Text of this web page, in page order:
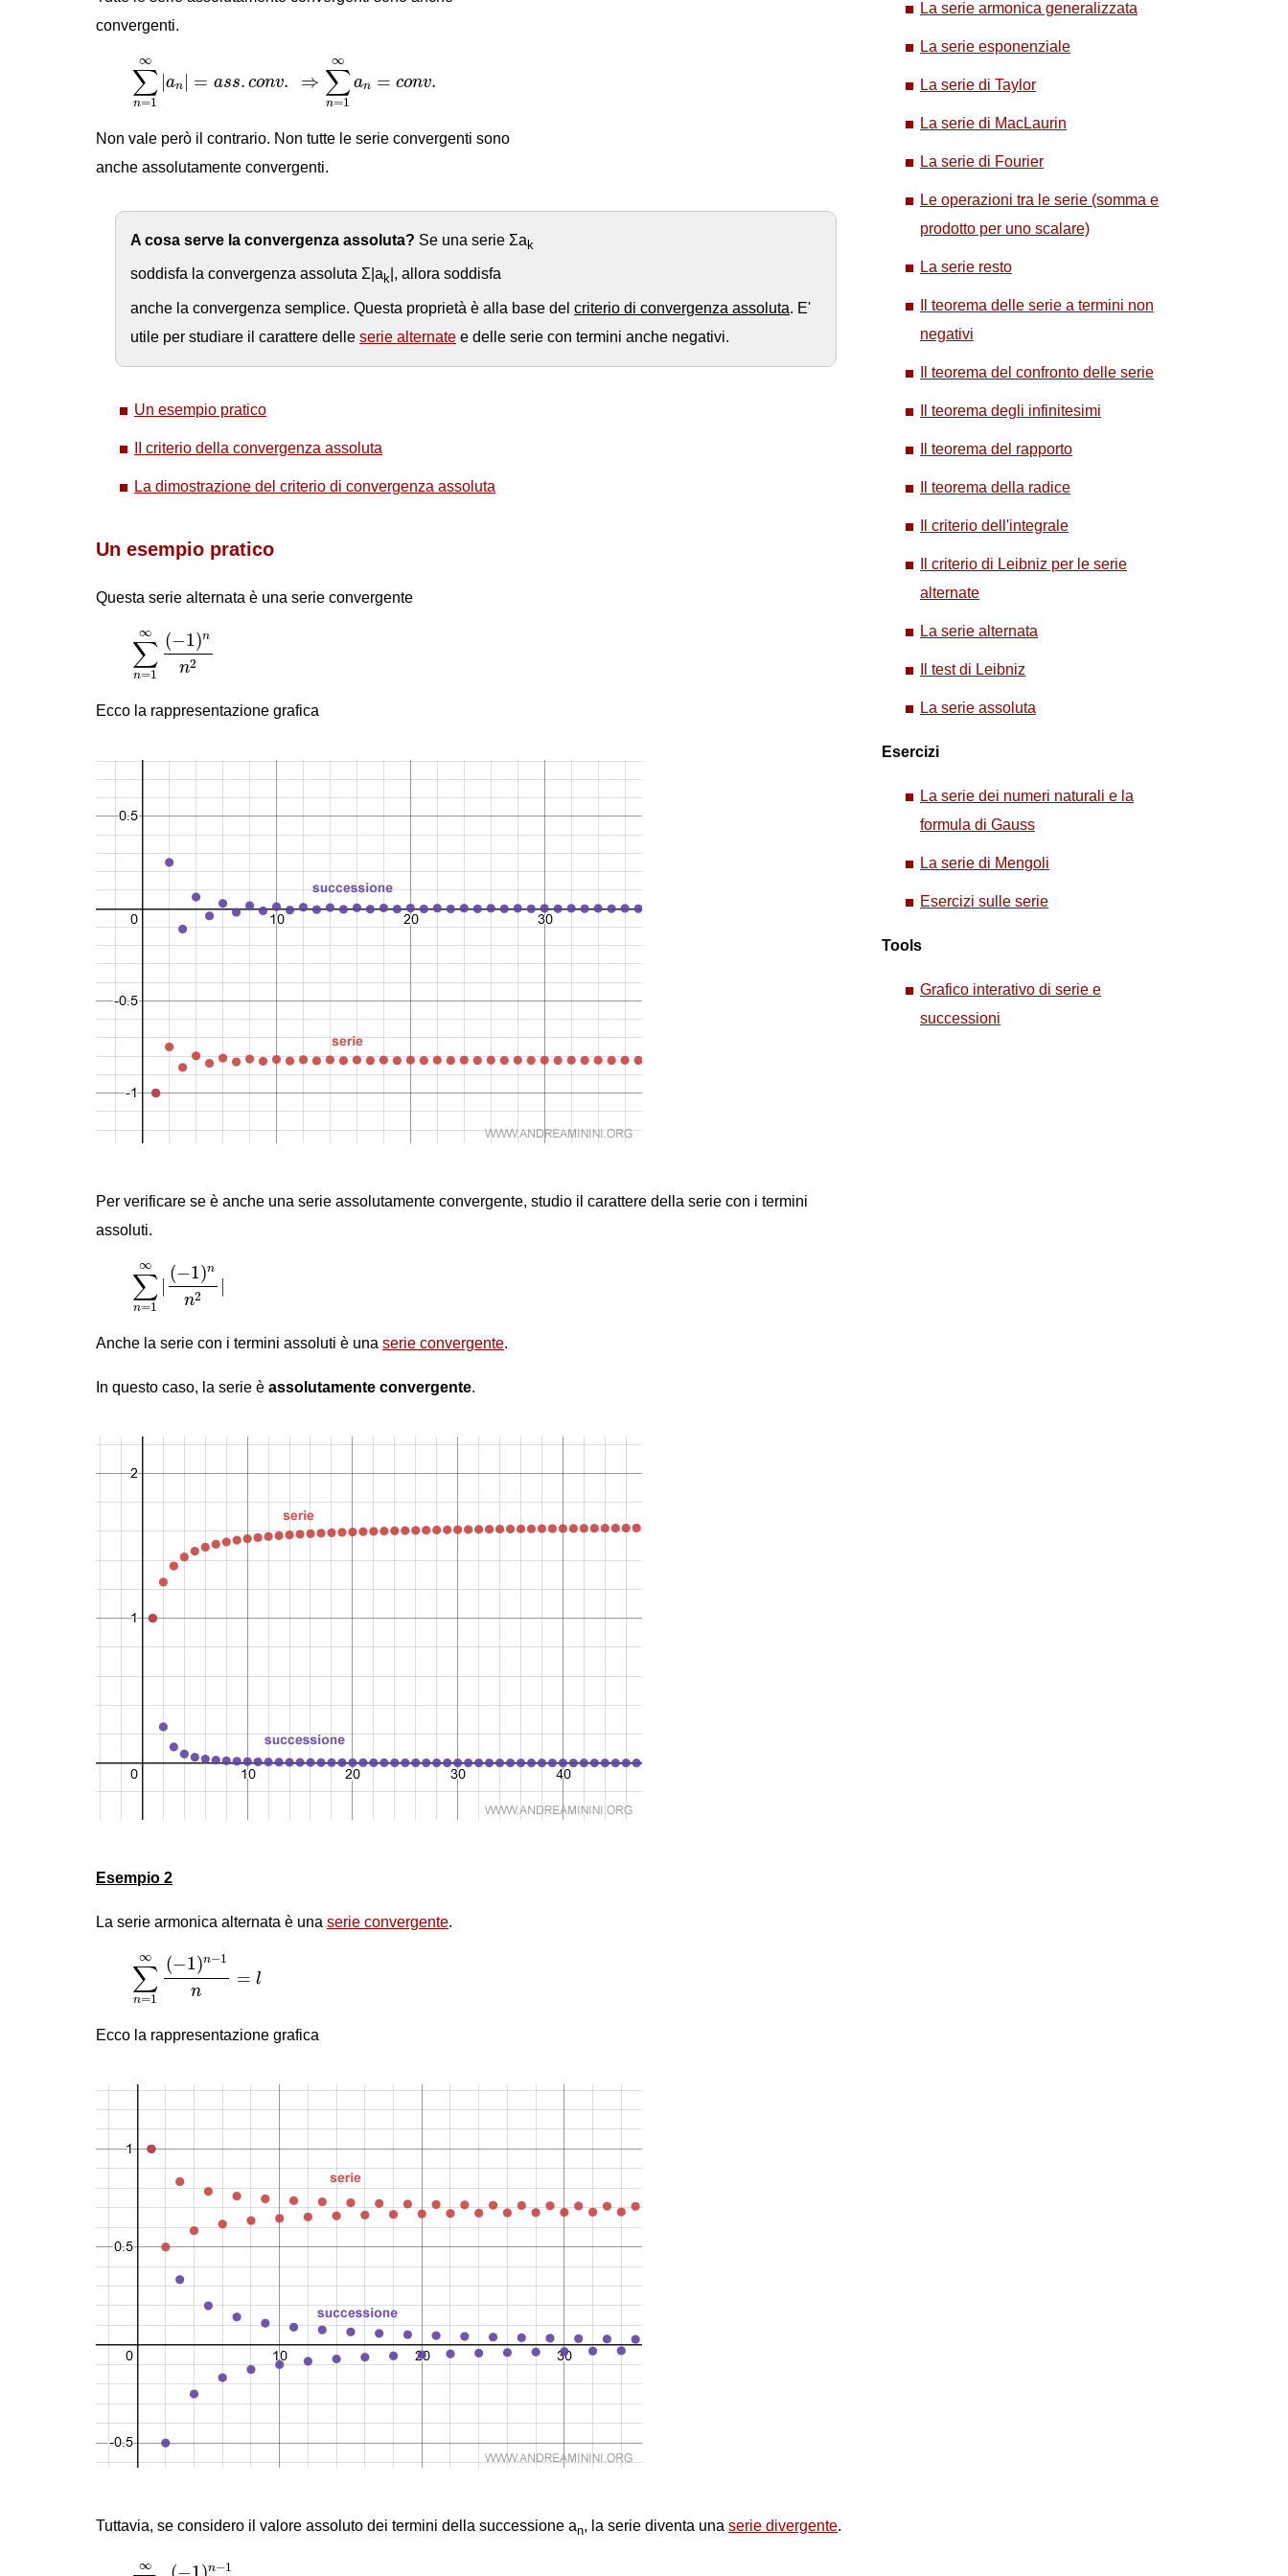
convergenti.
∞
∑
n=1
|an | = ass. conv. ⇒
∞
∑
n=1
an = conv.
∑n ∑
Non vale però il contrario. Non tutte le serie convergenti sono
anche assolutamente convergenti.
A cosa serve la convergenza assoluta? Se una serie Σa k
soddisfa la convergenza assoluta Σ|a k |, allora soddisfa
anche la convergenza semplice. Questa proprietà è alla base del criterio di convergenza assoluta. E'
utile per studiare il carattere delle serie alternate e delle serie con termini anche negativi.
Un esempio pratico
II criterio della convergenza assoluta
La dimostrazione del criterio di convergenza assoluta
Un esempio pratico
Questa serie alternata è una serie convergente
∞
∑
n=1
(−1)n
n2
∑n 1 (−
Ecco la rappresentazione grafica
Per verificare se è anche una serie assolutamente convergente, studio il carattere della serie con i termini
assoluti.
∞
∑
n=1
|
(−1)n
n2
|
∑n 1 (−
Anche la serie con i termini assoluti è una serie convergente.
In questo caso, la serie è assolutamente convergente.
Esempio 2
La serie armonica alternata è una serie convergente.
∞
∑
n=1
(−1)n−1
n
= l
∑n 1 ∞( −1 )n
Ecco la rappresentazione grafica
Tuttavia, se considero il valore assoluto dei termini della successione an, la serie diventa una serie divergente.
∞ n−1
∑n 1 |( −1 )n
La serie armonica generalizzata
La serie esponenziale
La serie di Taylor
La serie di MacLaurin
La serie di Fourier
Le operazioni tra le serie (somma e
prodotto per uno scalare)
La serie resto
Il teorema delle serie a termini non
negativi
Il teorema del confronto delle serie
Il teorema degli infinitesimi
Il teorema del rapporto
Il teorema della radice
Il criterio dell'integrale
Il criterio di Leibniz per le serie
alternate
La serie alternata
Il test di Leibniz
La serie assoluta
Esercizi
La serie dei numeri naturali e la
formula di Gauss
La serie di Mengoli
Esercizi sulle serie
Tools
Grafico interativo di serie e
successioni